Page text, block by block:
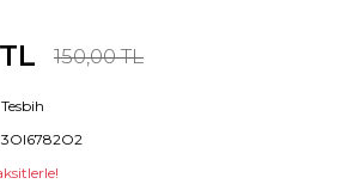
150,00 TL
Tesbih
3OI6782O2